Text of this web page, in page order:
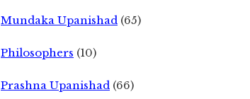
Mundaka Upanishad (65)
Philosophers (10)
Prashna Upanishad (66)